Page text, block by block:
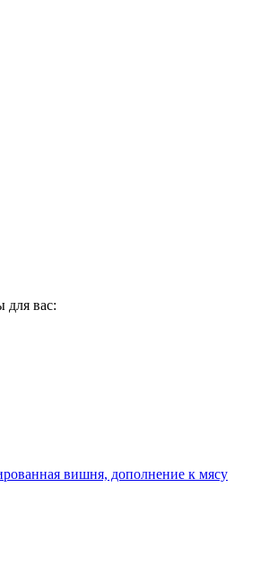
для вас:
вишня, дополнение к мясу